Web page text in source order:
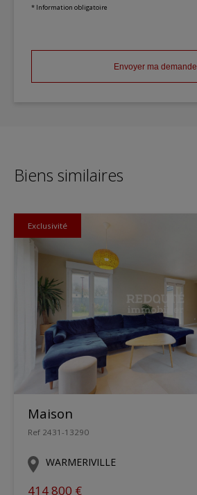
* Information obligatoire
Envoyer ma demande
Biens similaires
Exclusivité
Maison
Ref 2431-13290
WARMERIVILLE
414 800 €